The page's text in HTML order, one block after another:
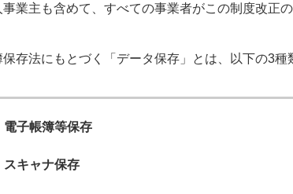
事業主も含めて、すべての事業者がこの制度改正
存法にもとづく「データ保存」とは、以下の3種
電子帳簿等保存
スキャナ保存